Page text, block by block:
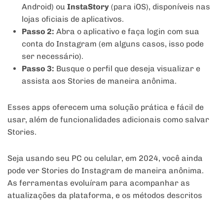
Android) ou InstaStory(para iOS), disponíveis nas
lojas oficiais de aplicativos.
Passo 2: Abra o aplicativo e faça login com sua
conta do Instagram (em alguns casos, isso pode
ser necessário).
Passo 3: Busque o perfil que deseja visualizar e
assista aos Stories de maneira anônima.
Esses apps oferecem uma solução prática e fácil de
usar, além de funcionalidades adicionais como salvar
Stories.
Seja usando seu PC ou celular, em 2024, você ainda
pode ver Stories do Instagram de maneira anônima.
As ferramentas evoluíram para acompanhar as
atualizações da plataforma, e os métodos descritos